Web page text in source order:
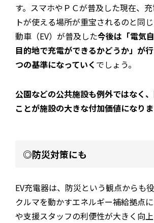
す。スマホやＰＣが普及した現在、
トが使える場所が重宝されるのと同
動車（EV）が普及した今後は「電気
目的地で充電ができるかどうか」が
つの基準になっていく でしょう。
公園などの公共施設も例外ではなく
ことが施設の大きな付加価値になりま
◎防災対策にも
EV充電器は、防災という観点からも
クルマを動かすエネルギー補給拠点
や支援スタッフの利便性が大きく向上